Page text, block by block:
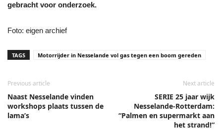
gebracht voor onderzoek.
Foto: eigen archief
TAGS Motorrijder in Nesselande vol gas tegen een boom gereden
Previous article
Naast Nesselande vinden
workshops plaats tussen de
lama’s
Next article
SERIE 25 jaar wijk
Nesselande-Rotterdam:
“Palmen en supermarkt aan
het strand!”